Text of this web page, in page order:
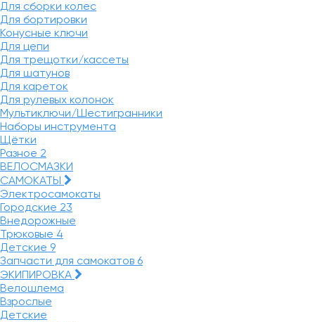
Для сборки колес
Для бортировки
Конусные ключи
Для цепи
Для трещотки/кассеты
Для шатунов
Для кареток
Для рулевых колонок
Мультиключи/Шестигранники
Наборы инструмента
Щётки
Разное 2
ВЕЛОСМАЗКИ
САМОКАТЫ
Электросамокаты
Городские 23
Внедорожные
Трюковые 4
Детские 9
Запчасти для самокатов 6
ЭКИПИРОВКА
Велошлема
Взрослые
Детские